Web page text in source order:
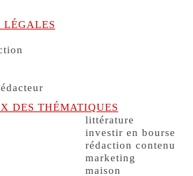
LÉGALES
DES THÉMATIQUES
littérature
investir en bourse
rédaction contenu
marketing
maison